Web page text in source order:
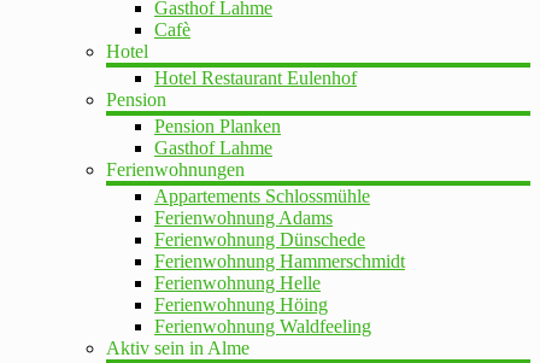
Gasthof Lahme
Cafè
Hotel
Hotel Restaurant Eulenhof
Pension
Pension Planken
Gasthof Lahme
Ferienwohnungen
Appartements Schlossmühle
Ferienwohnung Adams
Ferienwohnung Dünschede
Ferienwohnung Hammerschmidt
Ferienwohnung Helle
Ferienwohnung Höing
Ferienwohnung Waldfeeling
Aktiv sein in Alme